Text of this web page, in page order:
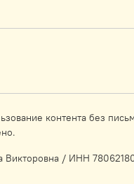
контента без
Викторовна / ИНН